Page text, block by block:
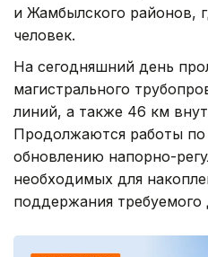
и Жамбылского районов,
человек.
На сегодняшний день
магистрального
линий, а также 46 км
Продолжаются работы по
обновлению напорно-
необходимых для
поддержания требуемого